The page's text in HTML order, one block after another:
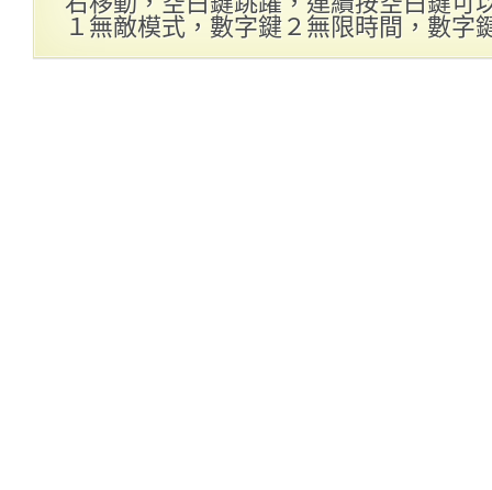
１無敵模式，數字鍵２無限時間，數字